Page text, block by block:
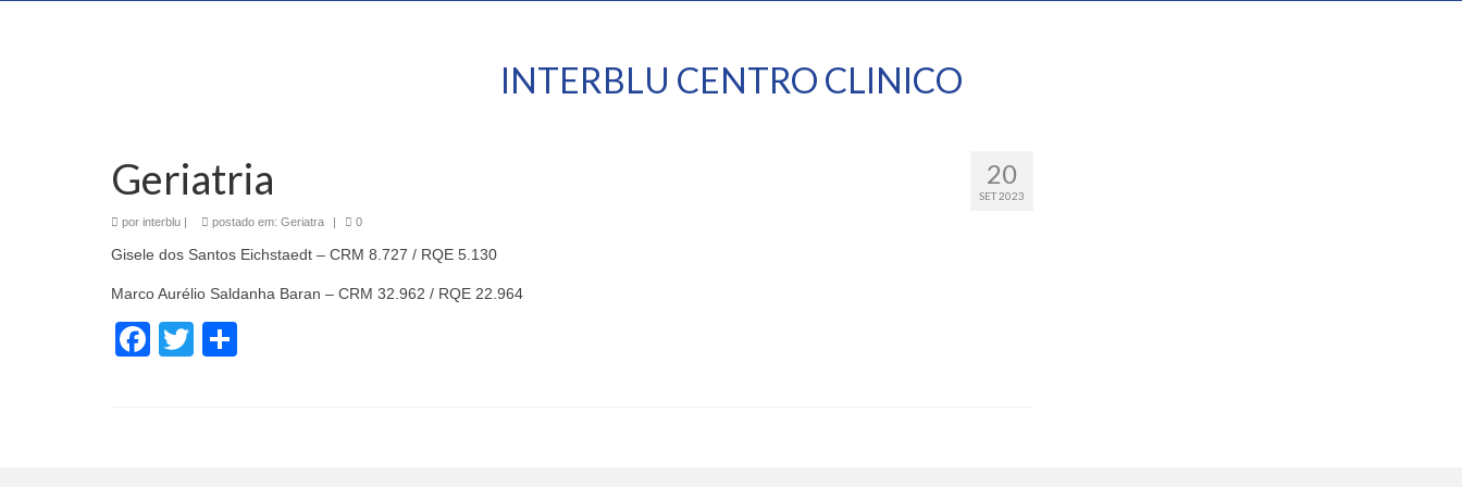
INTERBLU CENTRO CLINICO
20
SET 2023
Geriatria
por interblu | postado em: Geriatra | 0
Gisele dos Santos Eichstaedt – CRM 8.727 / RQE 5.130
Marco Aurélio Saldanha Baran – CRM 32.962 / RQE 22.964
Facebook
Twitter